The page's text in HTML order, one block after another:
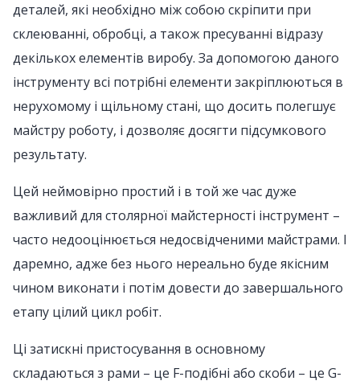
деталей, які необхідно між собою скріпити при
склеюванні, обробці, а також пресуванні відразу
декількох елементів виробу. За допомогою даного
інструменту всі потрібні елементи закріплюються в
нерухомому і щільному стані, що досить полегшує
майстру роботу, і дозволяє досягти підсумкового
результату.
Цей неймовірно простий і в той же час дуже
важливий для столярної майстерності інструмент –
часто недооцінюється недосвідченими майстрами. І
даремно, адже без нього нереально буде якісним
чином виконати і потім довести до завершального
етапу цілий цикл робіт.
Ці затискні пристосування в основному
складаються з рами – це F-подібні або скоби – це G-